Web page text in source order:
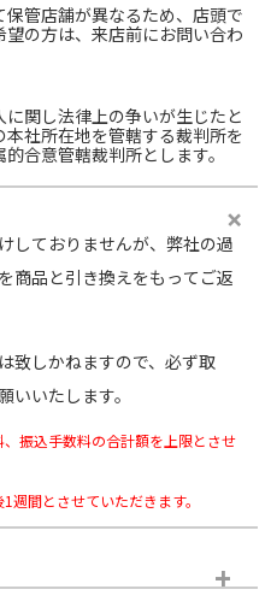
保管店舗が異なるため、店頭で
望の方は、来店前にお問い合わ
に関し法律上の争いが生じたと
本社所在地を管轄する裁判所を
合意管轄裁判所とします。
しておりませんが、弊社の過
商品と引き換えをもってご返
致しかねますので、必ず取
いいたします。
振込手数料の合計額を上限とさせ
間とさせていただきます。
判断しておりますので、あら